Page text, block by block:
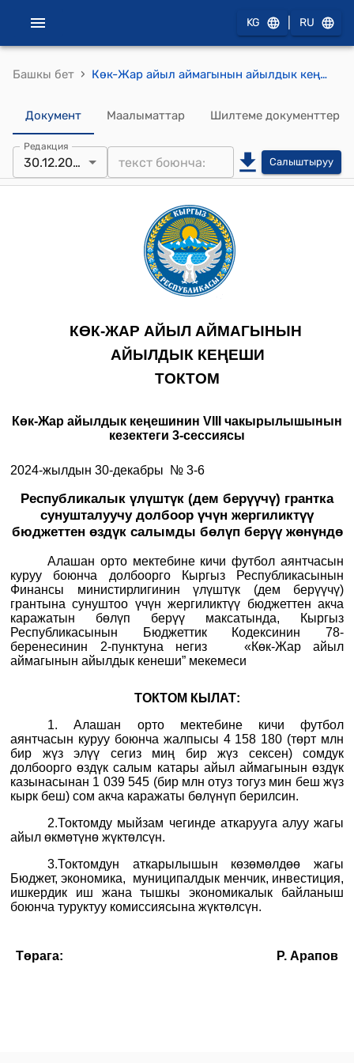
KG RU
Башкы бет › Көк-Жар айыл аймагынын айылдык кеңешинин 2024-жылдын 30-декабрындагы №3-6 “Республикалык үлүштүк (дем берүүчү) грантка сунушталуучу долбоор үчүн жергиликтүү бюджеттен өздүк салымды бөлүп берүү жөнүндө" токтому.
Документ Маалыматтар Шилтеме документтер
Редакция
30.12.2024 Салыштыруу